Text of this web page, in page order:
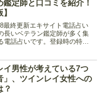
鑑定師と口コミを紹介！
最終更新エキサイト電話占い
長いベテラン鑑定師が多く集
電話占いです。登録時の特典
と相性の良い先生を探しやす
。占い...
イ男性が考えている7つ
」、ツインレイ女性への
？